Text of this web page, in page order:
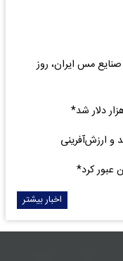
مس ایران، روز
و ارزش‌آفرینی
اخبار بیشتر